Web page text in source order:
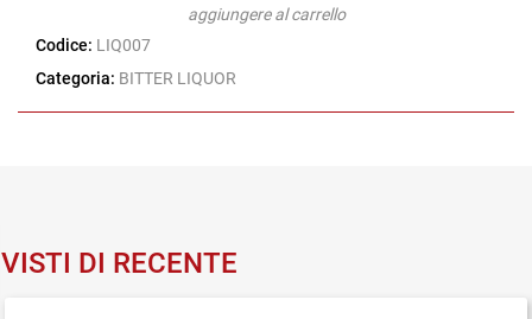
aggiungere al carrello
Codice: LIQ007
Categoria: BITTER LIQUOR
VISTI DI RECENTE